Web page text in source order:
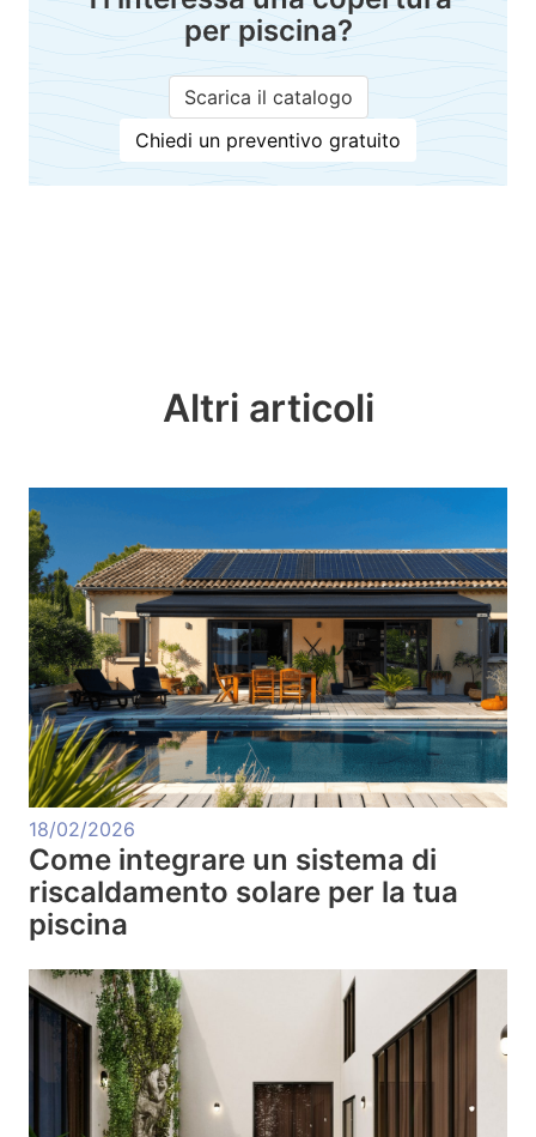
per piscina?
Scarica il catalogo
Chiedi un preventivo gratuito
Altri articoli
18/02/2026
Come integrare un sistema di
riscaldamento solare per la tua
piscina